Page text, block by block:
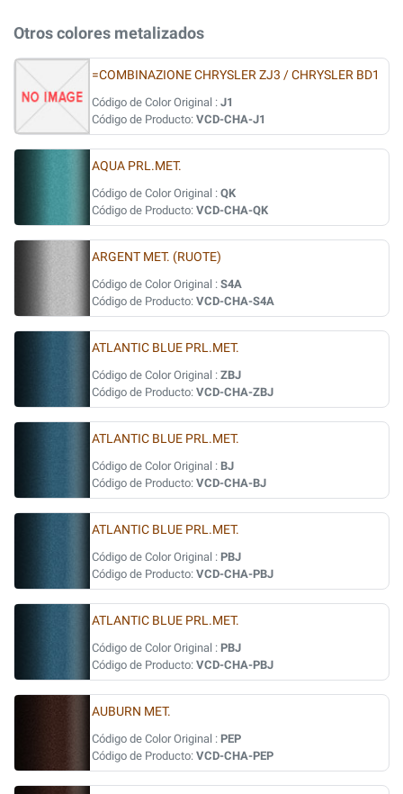
Otros colores metalizados
=COMBINAZIONE CHRYSLER ZJ3 / CHRYSLER BD1
Código de Color Original : J1
Código de Producto: VCD-CHA-J1
AQUA PRL.MET.
Código de Color Original : QK
Código de Producto: VCD-CHA-QK
ARGENT MET. (RUOTE)
Código de Color Original : S4A
Código de Producto: VCD-CHA-S4A
ATLANTIC BLUE PRL.MET.
Código de Color Original : ZBJ
Código de Producto: VCD-CHA-ZBJ
ATLANTIC BLUE PRL.MET.
Código de Color Original : BJ
Código de Producto: VCD-CHA-BJ
ATLANTIC BLUE PRL.MET.
Código de Color Original : PBJ
Código de Producto: VCD-CHA-PBJ
ATLANTIC BLUE PRL.MET.
Código de Color Original : PBJ
Código de Producto: VCD-CHA-PBJ
AUBURN MET.
Código de Color Original : PEP
Código de Producto: VCD-CHA-PEP